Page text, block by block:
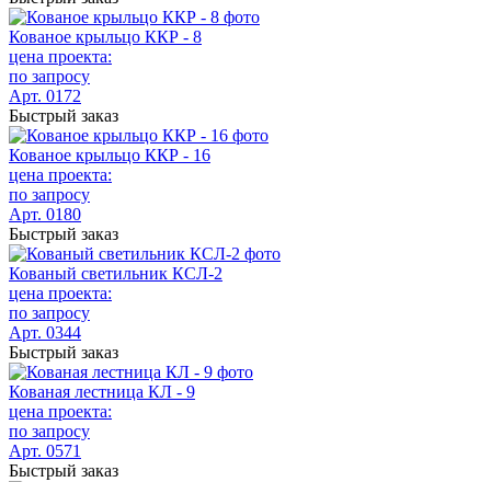
Кованое крыльцо ККР - 8
цена проекта:
по запросу
Арт. 0172
Быстрый заказ
Кованое крыльцо ККР - 16
цена проекта:
по запросу
Арт. 0180
Быстрый заказ
Кованый светильник КСЛ-2
цена проекта:
по запросу
Арт. 0344
Быстрый заказ
Кованая лестница КЛ - 9
цена проекта:
по запросу
Арт. 0571
Быстрый заказ